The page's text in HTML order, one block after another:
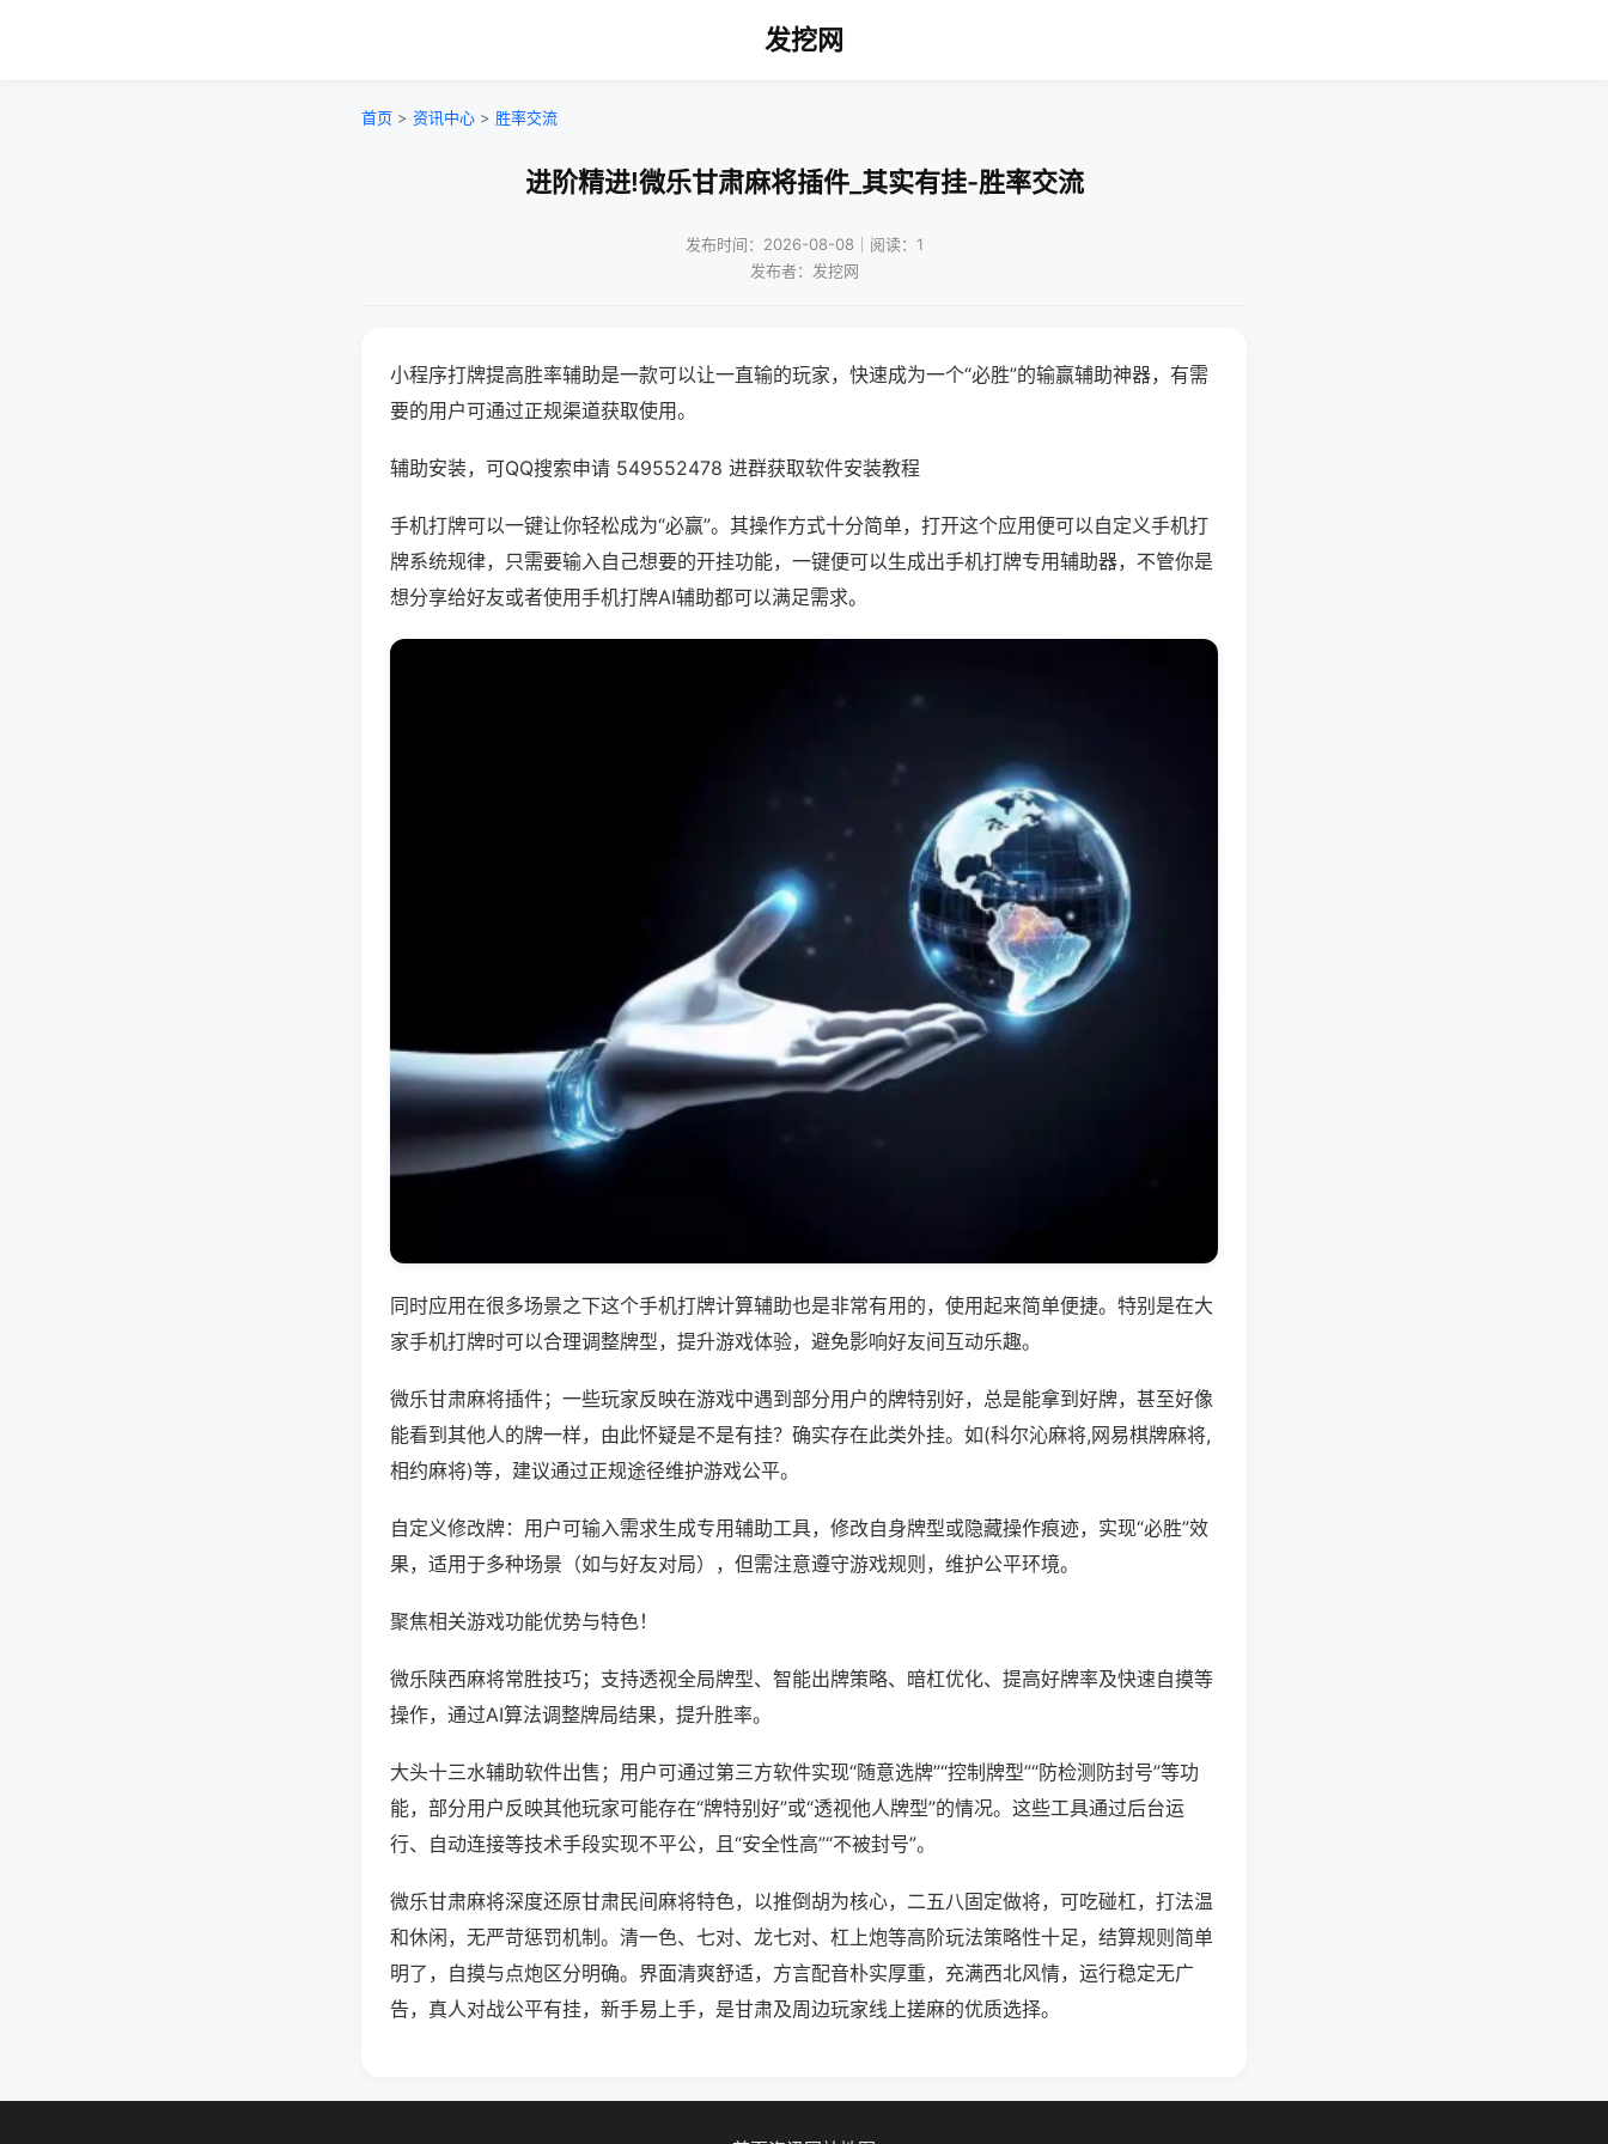
发挖网
首页 > 资讯中心 > 胜率交流
进阶精进!微乐甘肃麻将插件_其实有挂-胜率交流
发布时间：2026-08-08｜阅读：1
发布者：发挖网
小程序打牌提高胜率辅助是一款可以让一直输的玩家，快速成为一个“必胜”的输赢辅助神器，有需
要的用户可通过正规渠道获取使用。
辅助安装，可QQ搜索申请 549552478 进群获取软件安装教程
手机打牌可以一键让你轻松成为“必赢”。其操作方式十分简单，打开这个应用便可以自定义手机打
牌系统规律，只需要输入自己想要的开挂功能，一键便可以生成出手机打牌专用辅助器，不管你是
想分享给好友或者使用手机打牌AI辅助都可以满足需求。
同时应用在很多场景之下这个手机打牌计算辅助也是非常有用的，使用起来简单便捷。特别是在大
家手机打牌时可以合理调整牌型，提升游戏体验，避免影响好友间互动乐趣。
微乐甘肃麻将插件；一些玩家反映在游戏中遇到部分用户的牌特别好，总是能拿到好牌，甚至好像
能看到其他人的牌一样，由此怀疑是不是有挂？确实存在此类外挂。如(科尔沁麻将,网易棋牌麻将,
相约麻将)等，建议通过正规途径维护游戏公平。
自定义修改牌：用户可输入需求生成专用辅助工具，修改自身牌型或隐藏操作痕迹，实现“必胜”效
果，适用于多种场景（如与好友对局），但需注意遵守游戏规则，维护公平环境。
聚焦相关游戏功能优势与特色！
微乐陕西麻将常胜技巧；支持透视全局牌型、智能出牌策略、暗杠优化、提高好牌率及快速自摸等
操作，通过AI算法调整牌局结果，提升胜率。
大头十三水辅助软件出售；用户可通过第三方软件实现“随意选牌”“控制牌型”“防检测防封号”等功
能，部分用户反映其他玩家可能存在“牌特别好”或“透视他人牌型”的情况。这些工具通过后台运
行、自动连接等技术手段实现不平公，且“安全性高”“不被封号”。
微乐甘肃麻将深度还原甘肃民间麻将特色，以推倒胡为核心，二五八固定做将，可吃碰杠，打法温
和休闲，无严苛惩罚机制。清一色、七对、龙七对、杠上炮等高阶玩法策略性十足，结算规则简单
明了，自摸与点炮区分明确。界面清爽舒适，方言配音朴实厚重，充满西北风情，运行稳定无广
告，真人对战公平有挂，新手易上手，是甘肃及周边玩家线上搓麻的优质选择。